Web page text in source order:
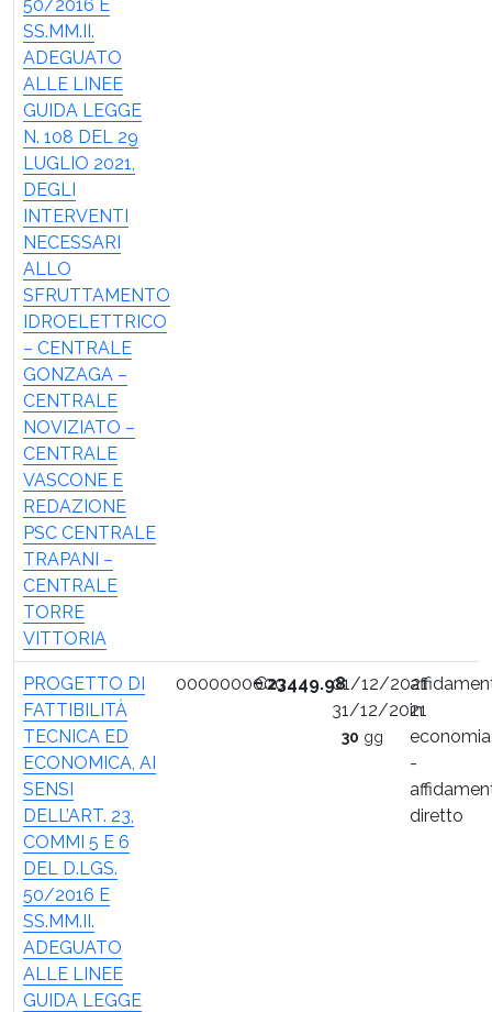
50/2016 E
SS.MM.II.
ADEGUATO
ALLE LINEE
GUIDA LEGGE
N. 108 DEL 29
LUGLIO 2021,
DEGLI
INTERVENTI
NECESSARI
ALLO
SFRUTTAMENTO
IDROELETTRICO
– CENTRALE
GONZAGA –
CENTRALE
NOVIZIATO –
CENTRALE
VASCONE E
REDAZIONE
PSC CENTRALE
TRAPANI –
CENTRALE
TORRE
VITTORIA
PROGETTO DI
FATTIBILITÀ
TECNICA ED
ECONOMICA, AI
SENSI
DELL’ART. 23,
COMMI 5 E 6
DEL D.LGS.
50/2016 E
SS.MM.II.
ADEGUATO
ALLE LINEE
GUIDA LEGGE
0000000000
€23449.9801/12/2021
31/12/2021
30 gg
in
economia
-
diretto